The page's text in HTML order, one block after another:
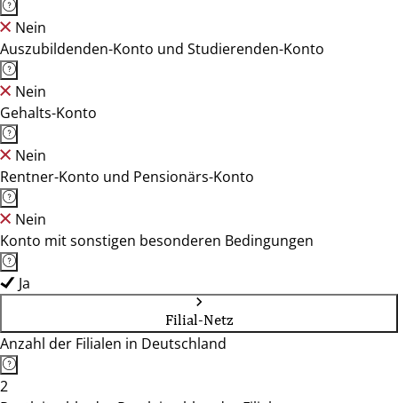
Nein
Auszubildenden-Konto und Studierenden-Konto
Nein
Gehalts-Konto
Nein
Rentner-Konto und Pensionärs-Konto
Nein
Konto mit sonstigen besonderen Bedingungen
Ja
Filial-Netz
Anzahl der Filialen in Deutschland
2